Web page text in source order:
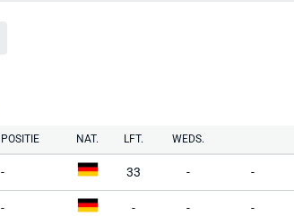
POSITIE NAT. LFT. WEDS.
- 33 - -
- - - -